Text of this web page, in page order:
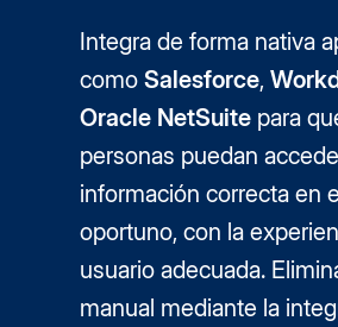
Integra de forma nativa
comoSalesforce,
Oracle NetSuite para
personas puedan
información correcta en
oportuno, con la
usuario adecuada.
manual mediante la